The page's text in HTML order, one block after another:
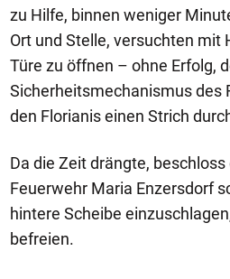
zu Hilfe, binnen weniger
Ort und Stelle, versuchten mit
Türe zu öffnen – ohne Erfolg,
Sicherheitsmechanismus des
den Florianis einen Strich
Da die Zeit drängte,
Feuerwehr Maria Enzersdorf
hintere Scheibe
befreien.